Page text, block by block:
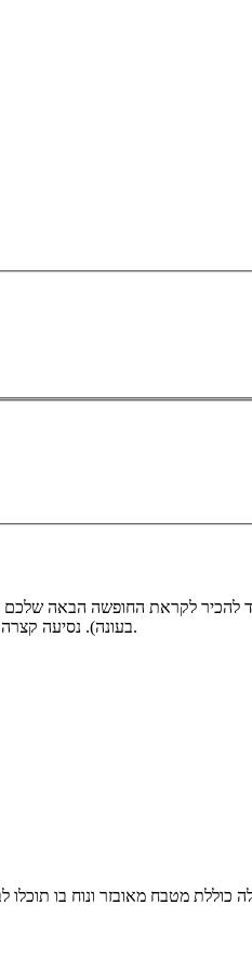
בעונה). נסיעה קצרה מהיישוב או בתוך היישוב תביא אתכם אל מסעדות טובות, מסלולי טיול, נחלים, מרכזי קניות, אתרי מורשת, אטרקציות לילדים, קברי צדיקים ועוד.